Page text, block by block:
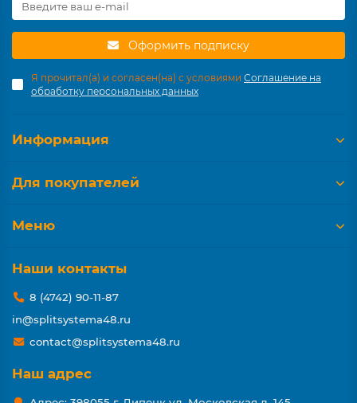
Оформить подписку
Я прочитал(а) и согласен(на) с условиями Соглашение на
обработку персональных данных
Информация
Для покупателей
Меню
Наши контакты
8 (4742) 90-11-87
in@splitsystema48.ru
contact@splitsystema48.ru
Наш адрес